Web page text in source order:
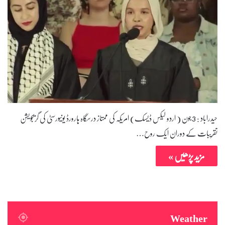
حیدراباد : 3جون ( اردو لیکس ڈیسک) امریکہ کی ممتاز درسگاہ ہارورڈ یونیورسٹی کی گریجویشن
تقریبات کے دوران ایک روح…
مزید پڑھیں »
Weather